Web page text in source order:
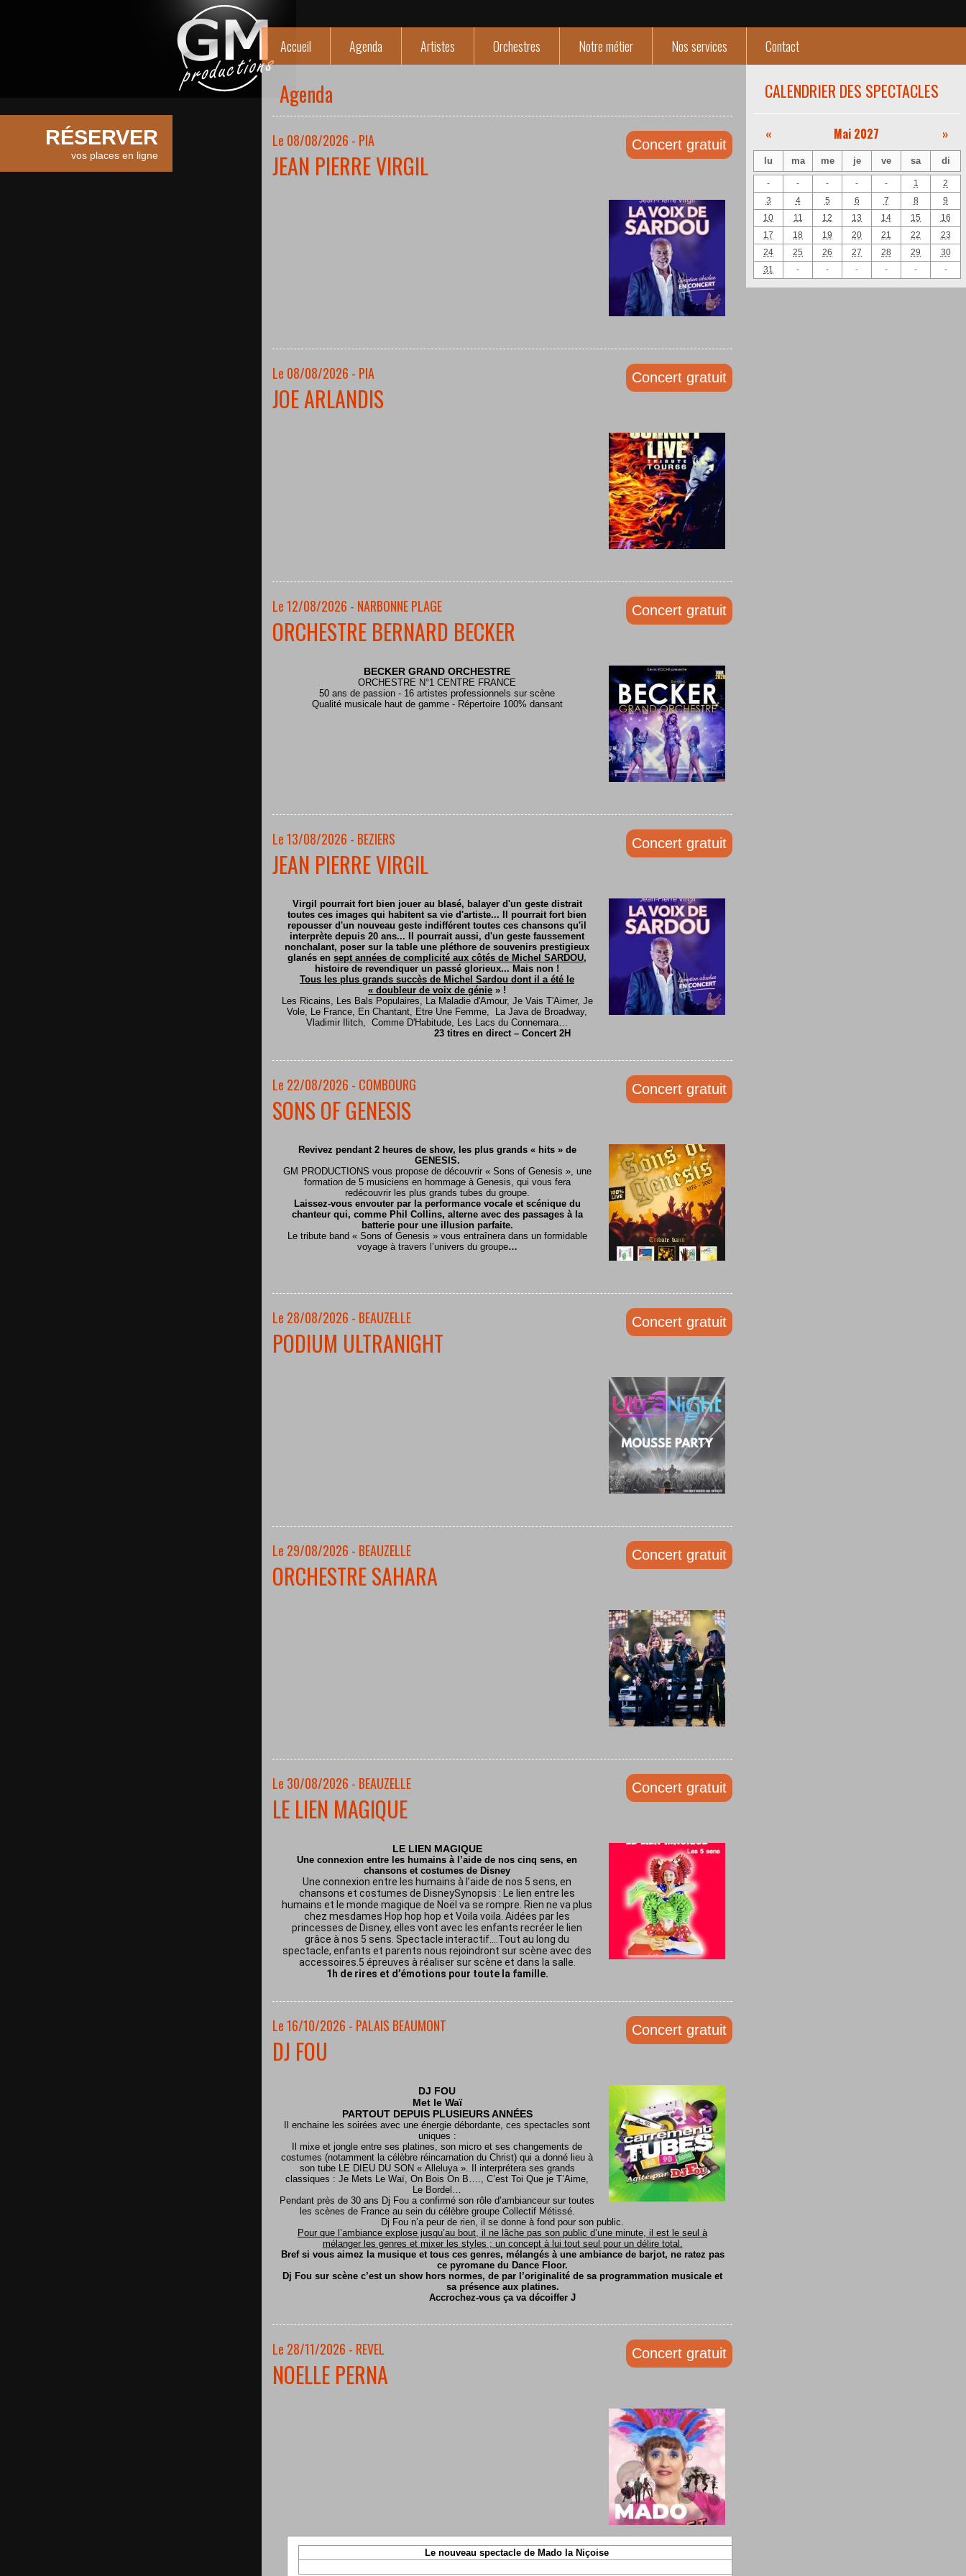
RÉSERVER
vos places en ligne
Accueil Agenda Artistes Orchestres Notre métier Nos services Contact
Agenda
Le 08/08/2026 - PIA
JEAN PIERRE VIRGIL
Concert gratuit
Le 08/08/2026 - PIA
JOE ARLANDIS
Concert gratuit
Le 12/08/2026 - NARBONNE PLAGE
ORCHESTRE BERNARD BECKER
Concert gratuit
BECKER GRAND ORCHESTRE
ORCHESTRE N°1 CENTRE FRANCE
50 ans de passion - 16 artistes professionnels sur scène
Qualité musicale haut de gamme - Répertoire 100% dansant
Le 13/08/2026 - BEZIERS
JEAN PIERRE VIRGIL
Concert gratuit
Virgil pourrait fort bien jouer au blasé, balayer d'un geste distrait
toutes ces images qui habitent sa vie d'artiste... Il pourrait fort bien
repousser d'un nouveau geste indifférent toutes ces chansons qu'il
interprète depuis 20 ans... Il pourrait aussi, d'un geste faussement
nonchalant, poser sur la table une pléthore de souvenirs prestigieux
glanés en sept années de complicité aux côtés de Michel SARDOU,
histoire de revendiquer un passé glorieux... Mais non !
Tous les plus grands succès de Michel Sardou dont il a été le
« doubleur de voix de génie » !
Les Ricains, Les Bals Populaires, La Maladie d'Amour, Je Vais T'Aimer, Je
Vole, Le France, En Chantant, Etre Une Femme, La Java de Broadway,
Vladimir Ilitch, Comme D'Habitude, Les Lacs du Connemara…
23 titres en direct – Concert 2H
Le 22/08/2026 - COMBOURG
SONS OF GENESIS
Concert gratuit
Revivez pendant 2 heures de show, les plus grands « hits » de
GENESIS.
GM PRODUCTIONS vous propose de découvrir « Sons of Genesis », une
formation de 5 musiciens en hommage à Genesis, qui vous fera
redécouvrir les plus grands tubes du groupe.
Laissez-vous envouter par la performance vocale et scénique du
chanteur qui, comme Phil Collins, alterne avec des passages à la
batterie pour une illusion parfaite.
Le tribute band « Sons of Genesis » vous entraînera dans un formidable
voyage à travers l’univers du groupe…
Le 28/08/2026 - BEAUZELLE
PODIUM ULTRANIGHT
Concert gratuit
Le 29/08/2026 - BEAUZELLE
ORCHESTRE SAHARA
Concert gratuit
Le 30/08/2026 - BEAUZELLE
LE LIEN MAGIQUE
Concert gratuit
LE LIEN MAGIQUE
Une connexion entre les humains à l’aide de nos cinq sens, en
chansons et costumes de Disney
Une connexion entre les humains à l’aide de nos 5 sens, en
chansons et costumes de DisneySynopsis : Le lien entre les
humains et le monde magique de Noël va se rompre. Rien ne va plus
chez mesdames Hop hop hop et Voila voila. Aidées par les
princesses de Disney, elles vont avec les enfants recréer le lien
grâce à nos 5 sens. Spectacle interactif.…Tout au long du
spectacle, enfants et parents nous rejoindront sur scène avec des
accessoires.5 épreuves à réaliser sur scène et dans la salle.
1h de rires et d’émotions pour toute la famille.
Le 16/10/2026 - PALAIS BEAUMONT
DJ FOU
Concert gratuit
DJ FOU
Met le Waï
PARTOUT DEPUIS PLUSIEURS ANNÉES
Il enchaine les soirées avec une énergie débordante, ces spectacles sont
uniques :
Il mixe et jongle entre ses platines, son micro et ses changements de
costumes (notamment la célèbre réincarnation du Christ) qui a donné lieu à
son tube LE DIEU DU SON « Alleluya ». Il interprétera ses grands
classiques : Je Mets Le Waï, On Bois On B…., C’est Toi Que je T’Aime,
Le Bordel…
Pendant près de 30 ans Dj Fou a confirmé son rôle d’ambianceur sur toutes
les scènes de France au sein du célèbre groupe Collectif Métissé.
Dj Fou n’a peur de rien, il se donne à fond pour son public.
Pour que l’ambiance explose jusqu’au bout, il ne lâche pas son public d’une minute, il est le seul à
mélanger les genres et mixer les styles ; un concept à lui tout seul pour un délire total.
Bref si vous aimez la musique et tous ces genres, mélangés à une ambiance de barjot, ne ratez pas
ce pyromane du Dance Floor.
Dj Fou sur scène c’est un show hors normes, de par l’originalité de sa programmation musicale et
sa présence aux platines.
Accrochez-vous ça va décoiffer J
Le 28/11/2026 - REVEL
NOELLE PERNA
Concert gratuit
Le nouveau spectacle de Mado la Niçoise
CALENDRIER DES SPECTACLES
« Mai 2027 »
lu ma me je ve sa di
- - - - - 1
2
3
4 5 6 7 8
9
10
11 12 13 14 15
16
17
18 19 20 21 22
23
24
25 26 27 28 29
30
31
- - - - - -